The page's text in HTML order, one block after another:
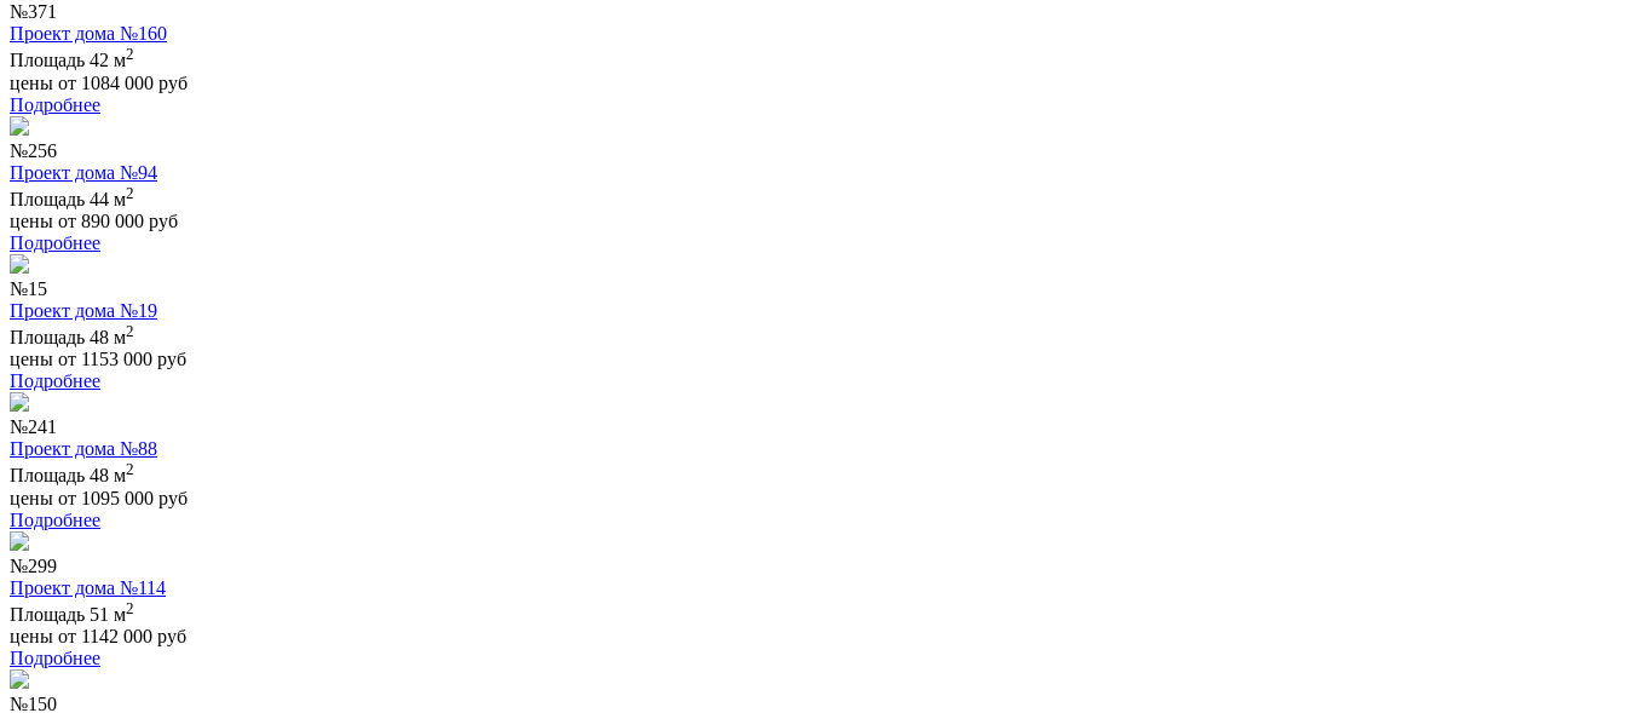
№371
Проект дома №160
Площадь 42 м2
цены от 1084 000 руб
Подробнее
№256
Проект дома №94
Площадь 44 м2
цены от 890 000 руб
Подробнее
№15
Проект дома №19
Площадь 48 м2
цены от 1153 000 руб
Подробнее
№241
Проект дома №88
Площадь 48 м2
цены от 1095 000 руб
Подробнее
№299
Проект дома №114
Площадь 51 м2
цены от 1142 000 руб
Подробнее
№150